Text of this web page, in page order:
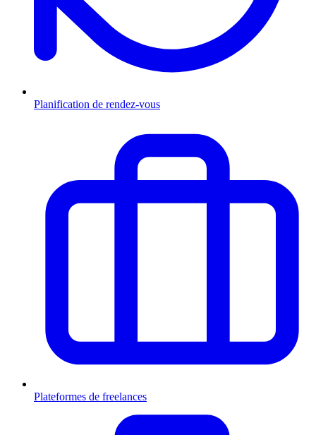
Planification de rendez-vous
Plateformes de freelances